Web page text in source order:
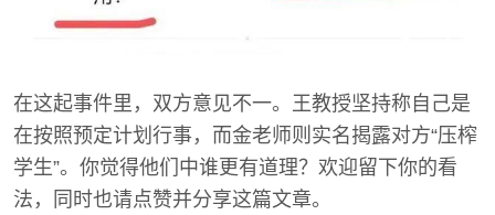
在这起事件里，双方意见不一。王教授坚持称自己是
在按照预定计划行事，而金老师则实名揭露对方“压榨
学生”。你觉得他们中谁更有道理？欢迎留下你的看
法，同时也请点赞并分享这篇文章。